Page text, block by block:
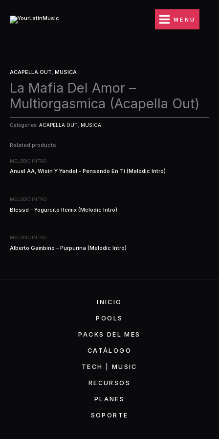
contenido
MENU
ACAPELLA OUT, MUSICA
La Mafia Del Amor –
Multiorgasmica (Acapella Out)
Categories: ACAPELLA OUT, MUSICA
Related products
MELODIC INTRO
Anuel AA, Wisin Y Yandel – Pensando En Ti (Melodic Intro)
MELODIC INTRO
Blessd – Yogurcito Remix (Melodic Intro)
MELODIC INTRO
Alberto Gambino – Purpurina (Melodic Intro)
INICIO
POOLS
PACKS DEL MES
CATÁLOGO
TECH | MUSIC
RECURSOS
PLANES
SOPORTE